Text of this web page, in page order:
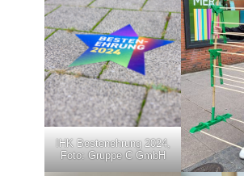
IHK Bestenehrung 2024,
Foto: Gruppe C GmbH